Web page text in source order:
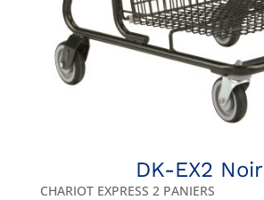
DK-EX2 Noir
CHARIOT EXPRESS 2 PANIERS